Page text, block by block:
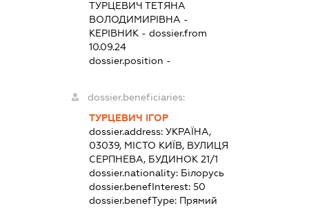
ТУРЦЕВИЧ ТЕТЯНА
ВОЛОДИМИРІВНА -
КЕРІВНИК - dossier.from
10.09.24
dossier.position -
dossier.beneficiaries:
ТУРЦЕВИЧ ІГОР
dossier.address:УКРАЇНА,
03039, МІСТО КИЇВ, ВУЛИЦЯ
СЕРПНЕВА, БУДИНОК 21/1
dossier.nationality: Білорусь
dossier.benefInterest:50
dossier.benefType: Прямий